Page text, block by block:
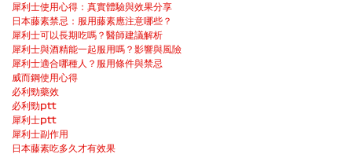
犀利士使用心得：真實體驗與效果分享
日本藤素禁忌：服用藤素應注意哪些？
犀利士可以長期吃嗎？醫師建議解析
犀利士與酒精能一起服用嗎？影響與風險
犀利士適合哪種人？服用條件與禁忌
威而鋼使用心得
必利勁藥效
必利勁ptt
犀利士ptt
犀利士副作用
日本藤素吃多久才有效果